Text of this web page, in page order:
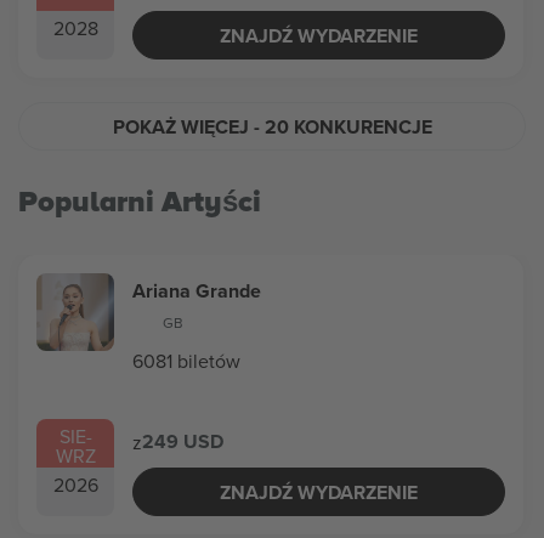
2028
ZNAJDŹ WYDARZENIE
POKAŻ WIĘCEJ - 20 KONKURENCJE
Popularni Artyści
SIE-
WRZ
2026
Ariana Grande
GB
6081 biletów
z249 USD
ZNAJDŹ WYDARZENIE